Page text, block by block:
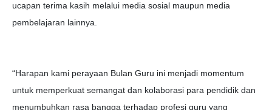
ucapan terima kasih melalui media sosial maupun media
pembelajaran lainnya.
“Harapan kami perayaan Bulan Guru ini menjadi momentum
untuk memperkuat semangat dan kolaborasi para pendidik dan
menumbuhkan rasa bangga terhadap profesi guru yang